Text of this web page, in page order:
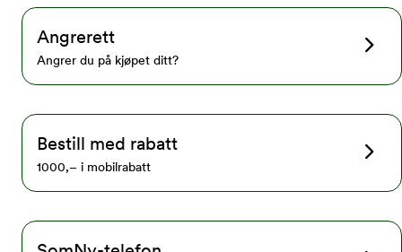
Angrerett
Angrer du på kjøpet ditt?
Bestill med rabatt
1000,– i mobilrabatt